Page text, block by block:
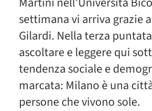
settimana vi arriva grazie
Gilardi. Nella terza
ascoltare e leggere qui
tendenza sociale e
marcata: Milano è una
persone che vivono sole.